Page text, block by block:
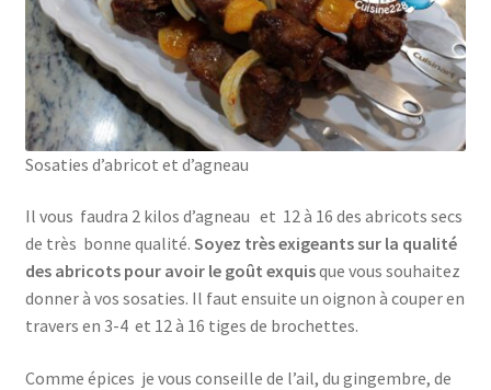
Sosaties d’abricot et d’agneau
Il vous faudra 2 kilos d’agneau et 12 à 16 des abricots secs
de très bonne qualité. Soyez très exigeants sur la qualité
des abricots pour avoir le goût exquisque vous souhaitez
donner à vos sosaties. Il faut ensuite un oignon à couper en
travers en 3-4 et 12 à 16 tiges de brochettes.
Comme épices je vous conseille de l’ail, du gingembre, de